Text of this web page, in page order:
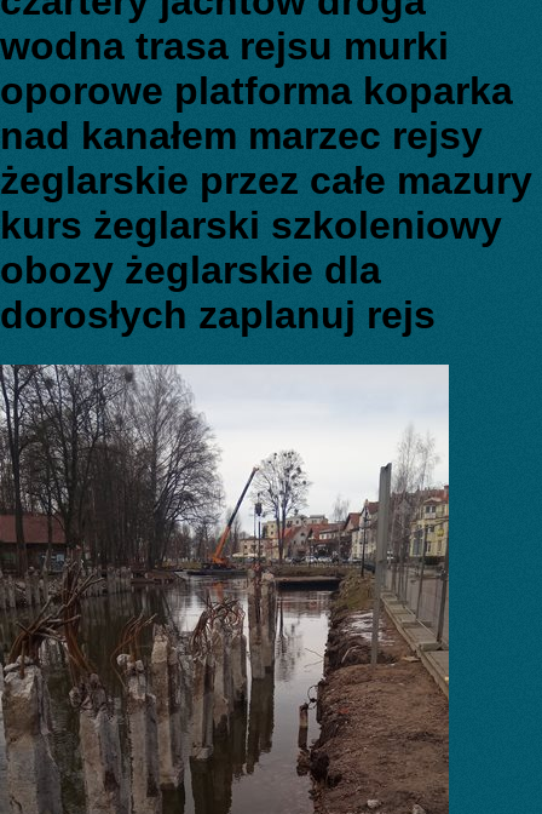
wodna trasa rejsu murki
oporowe platforma koparka
nad kanałem marzec rejsy
żeglarskie przez całe mazury
kurs żeglarski szkoleniowy
obozy żeglarskie dla
dorosłych zaplanuj rejs